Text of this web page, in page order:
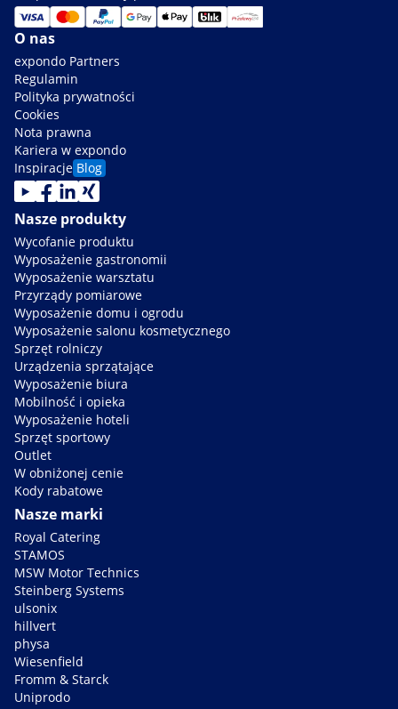
O nas
expondo Partners
Regulamin
Polityka prywatności
Cookies
Nota prawna
Kariera w expondo
Inspiracje Blog
Nasze produkty
Wycofanie produktu
Wyposażenie gastronomii
Wyposażenie warsztatu
Przyrządy pomiarowe
Wyposażenie domu i ogrodu
Wyposażenie salonu kosmetycznego
Sprzęt rolniczy
Urządzenia sprzątające
Wyposażenie biura
Mobilność i opieka
Wyposażenie hoteli
Sprzęt sportowy
Outlet
W obniżonej cenie
Kody rabatowe
Nasze marki
Royal Catering
STAMOS
MSW Motor Technics
Steinberg Systems
ulsonix
hillvert
physa
Wiesenfield
Fromm & Starck
Uniprodo